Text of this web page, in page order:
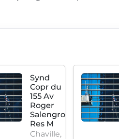
Synd
Copr du
155 Av
Roger
Salengro
Res M
Chaville,